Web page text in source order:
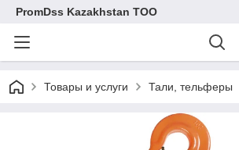
PromDss Kazakhstan TOO
Товары и услуги Тали, тельферы